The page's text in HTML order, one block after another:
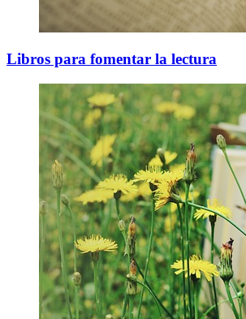
Libros para fomentar la lectura